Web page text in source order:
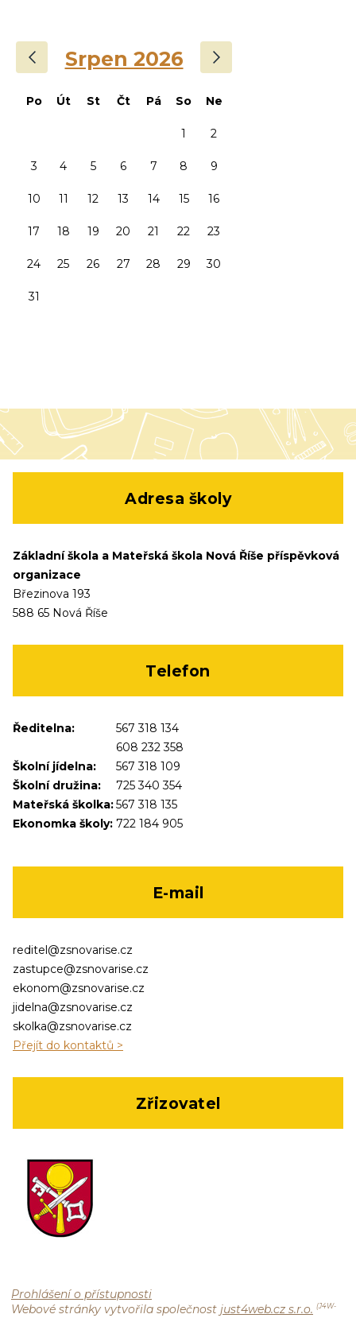
Srpen 2026 ›
Po Út St Čt Pá So Ne
1 2
3 4 5 6 7 8 9
10 11 12 13 14 15 16
17 18 19 20 21 22 23
24 25 26 27 28 29 30
31
Adresa školy
Základní škola a Mateřská škola Nová Říše příspěvková
organizace
Březinova 193
588 65 Nová Říše
Telefon
Ředitelna:
567 318 134
608 232 358
Školní jídelna:
567 318 109
Školní družina:
725 340 354
Mateřská školka:567 318 135
Ekonomka školy: 722 184 905
E-mail
reditel@zsnovarise.cz
zastupce@zsnovarise.cz
ekonom@zsnovarise.cz
jidelna@zsnovarise.cz
skolka@zsnovarise.cz
Přejít do kontaktů >
Zřizovatel
Prohlášení o přístupnosti
Webové stránky vytvořila společnost just4web.cz s.r.o. (J4W-